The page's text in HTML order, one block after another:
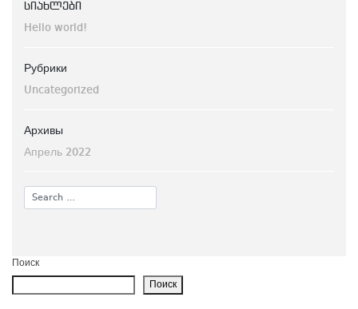
სიახლები
Hello world!
Рубрики
Uncategorized
Архивы
Апрель 2022
Поиск
Поиск